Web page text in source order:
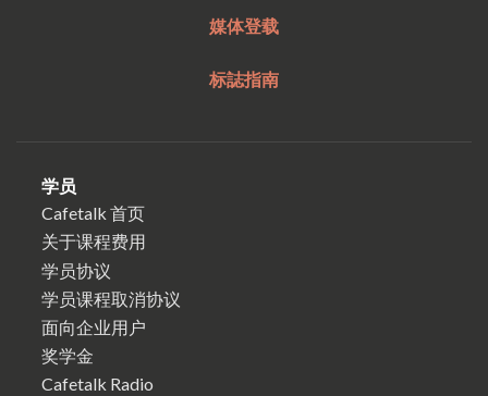
媒体登载
标誌指南
学员
Cafetalk 首页
关于课程费用
学员协议
学员课程取消协议
面向企业用户
奖学金
Cafetalk Radio